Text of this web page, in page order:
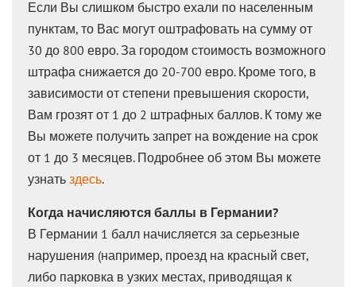
Если Вы слишком быстро ехали по населенным
пунктам, то Вас могут оштрафовать на сумму от
30 до 800 евро. За городом стоимость возможного
штрафа снижается до 20-700 евро. Кроме того, в
зависимости от степени превышения скорости,
Вам грозят от 1 до 2 штрафных баллов. К тому же
Вы можете получить запрет на вождение на срок
от 1 до 3 месяцев. Подробнее об этом Вы можете
узнать здесь.
Когда начисляются баллы в Германии?
В Германии 1 балл начисляется за серьезные
нарушения (например, проезд на красный свет,
либо парковка в узких местах, приводящая к